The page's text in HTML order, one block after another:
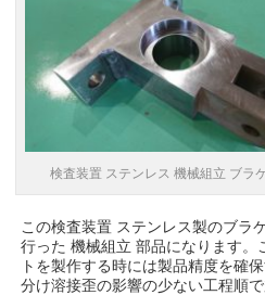
検査装置 ステンレス 機械組立 ブラ
この検査装置 ステンレス製のブラ
行った 機械組立 部品になります。
トを製作する時には製品精度を確
分け溶接歪の影響の少ない工程順